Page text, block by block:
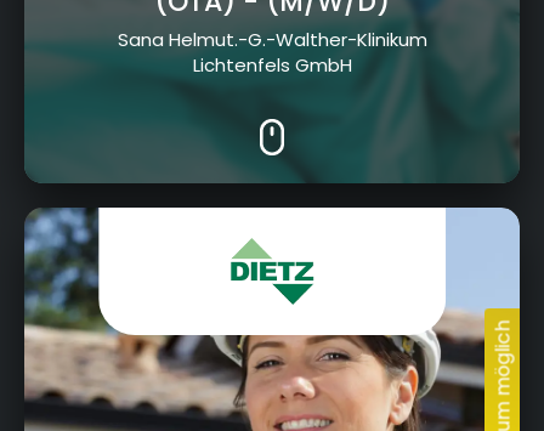
Sana Helmut.-G.-Walther-Klinikum
Lichtenfels GmbH
Jahnstraße 19, 96260 Weismain